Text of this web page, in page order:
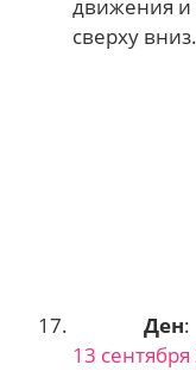
движения и
сверху вниз.
Ден:
13